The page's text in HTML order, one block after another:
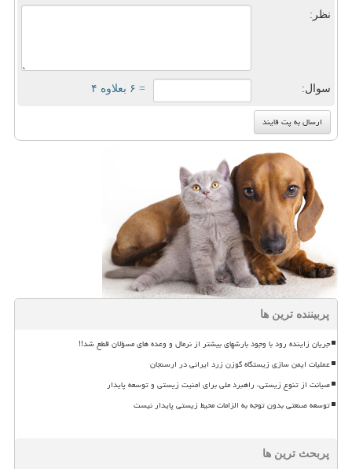
نظر:
سوال: = ۶ بعلاوه ۴
پربیننده ترین ها
جریان زاینده رود با وجود بارشهای بیشتر از نرمال و وعده های مسؤلان قطع شد!!
عملیات ایمن سازی زیستگاه گوزن زرد ایرانی در ارسنجان
صیانت از تنوع زیستی، راهبرد ملی برای امنیت زیستی و توسعه پایدار
توسعه صنعتی بدون توجه به الزامات محیط زیستی پایدار نیست
پربحث ترین ها